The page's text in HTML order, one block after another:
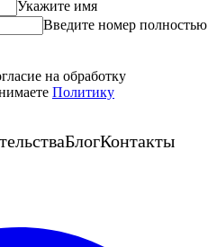
Укажите имя
Введите номер полностью
на обработку
Политику
БлогКонтакты